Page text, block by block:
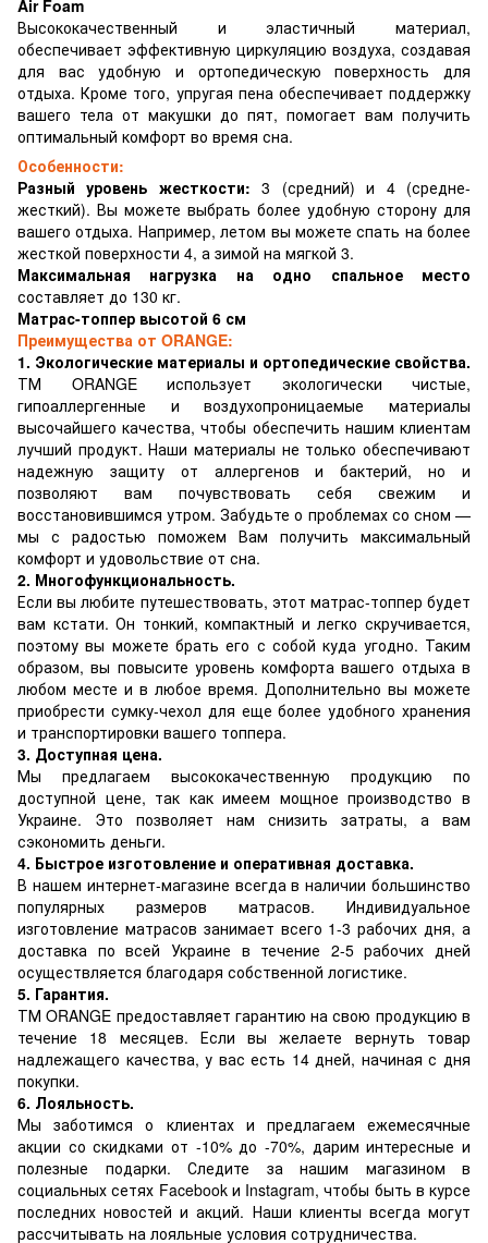
Air Foam
Высококачественный и эластичный материал,
обеспечивает эффективную циркуляцию воздуха, создавая
для вас удобную и ортопедическую поверхность для
отдыха. Кроме того, упругая пена обеспечивает поддержку
вашего тела от макушки до пят, помогает вам получить
оптимальный комфорт во время сна.
Особенности:
Разный уровень жесткости: 3 (средний) и 4 (средне-
жесткий). Вы можете выбрать более удобную сторону для
вашего отдыха. Например, летом вы можете спать на более
жесткой поверхности 4, а зимой на мягкой 3.
Максимальная нагрузка на одно спальное место
составляет до 130 кг.
Матрас-топпер высотой 6 см
Преимущества от ORANGE:
1. Экологические материалы и ортопедические свойства.
ТМ ORANGE использует экологически чистые,
гипоаллергенные и воздухопроницаемые материалы
высочайшего качества, чтобы обеспечить нашим клиентам
лучший продукт. Наши материалы не только обеспечивают
надежную защиту от аллергенов и бактерий, но и
позволяют вам почувствовать себя свежим и
восстановившимся утром. Забудьте о проблемах со сном —
мы с радостью поможем Вам получить максимальный
комфорт и удовольствие от сна.
2. Многофункциональность.
Если вы любите путешествовать, этот матрас-топпер будет
вам кстати. Он тонкий, компактный и легко скручивается,
поэтому вы можете брать его с собой куда угодно. Таким
образом, вы повысите уровень комфорта вашего отдыха в
любом месте и в любое время. Дополнительно вы можете
приобрести сумку-чехол для еще более удобного хранения
и транспортировки вашего топпера.
3. Доступная цена.
Мы предлагаем высококачественную продукцию по
доступной цене, так как имеем мощное производство в
Украине. Это позволяет нам снизить затраты, а вам
сэкономить деньги.
4. Быстрое изготовление и оперативная доставка.
В нашем интернет-магазине всегда в наличии большинство
популярных размеров матрасов. Индивидуальное
изготовление матрасов занимает всего 1-3 рабочих дня, а
доставка по всей Украине в течение 2-5 рабочих дней
осуществляется благодаря собственной логистике.
5. Гарантия.
ТМ ORANGE предоставляет гарантию на свою продукцию в
течение 18 месяцев. Если вы желаете вернуть товар
надлежащего качества, у вас есть 14 дней, начиная с дня
покупки.
6. Лояльность.
Мы заботимся о клиентах и предлагаем ежемесячные
акции со скидками от -10% до -70%, дарим интересные и
полезные подарки. Следите за нашим магазином в
социальных сетях Facebook и Instagram, чтобы быть в курсе
последних новостей и акций. Наши клиенты всегда могут
рассчитывать на лояльные условия сотрудничества.